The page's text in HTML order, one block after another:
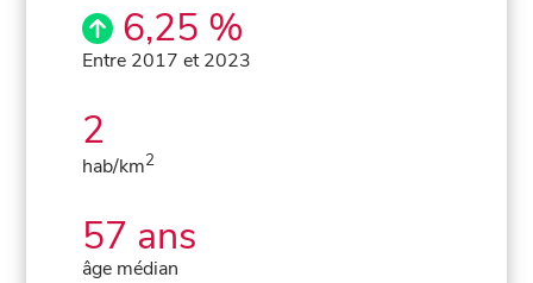
6,25 %
Entre 2017 et 2023
2
hab/km2
57 ans
âge médian